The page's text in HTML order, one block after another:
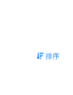
排序